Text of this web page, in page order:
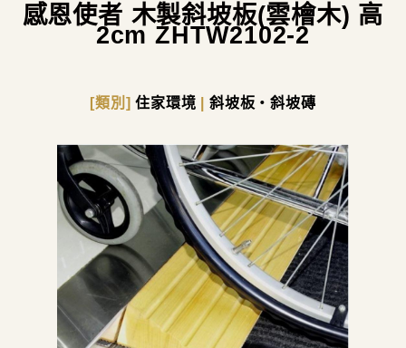
感恩使者 木製斜坡板(雲檜木) 高
2cm ZHTW2102-2
[類別]住家環境 斜坡板・斜坡磚